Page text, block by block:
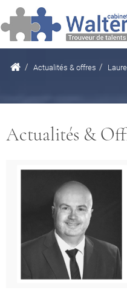
Actualités & offres
Actualités &